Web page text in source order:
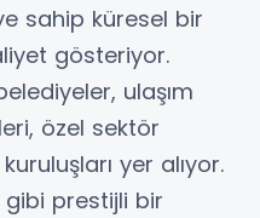
sahip küresel bir
gösteriyor.
ulaşım
özel sektör
yer alıyor.
gibi prestijli bir